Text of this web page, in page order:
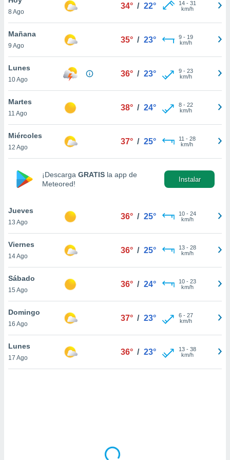
en
más
nuestra
de
aceptar
de
sitio
En
sean
el sitio
ni para
o
8 Ago
34° / 22° 14- 31
km/h
Mañana
9 Ago
35° / 23° 9- 19
km/h
Lunes
10 Ago
36° / 23° 9- 23
km/h
Martes
11 Ago
38° / 24° 8- 22
km/h
Miércoles
12 Ago
37° / 25° 11 - 28
km/h
¡Descarga GRATIS la app de
Meteored!
Instalar
Jueves
13 Ago
36° / 25° 10- 24
km/h
Viernes
14 Ago
36° / 25° 13- 28
km/h
Sábado
15 Ago
36° / 24° 10- 23
km/h
Domingo
16 Ago
37° / 23° 6- 27
km/h
Lunes
17 Ago
36° / 23° 13- 38
km/h